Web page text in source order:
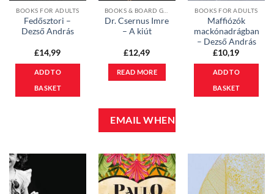
BOOKS FOR ADULTS
Fedősztori –
Dezső András
£14,99
ADD TO
BASKET
Dr. Csernus Imre
– A kiút
£12,49
READ MORE
BOOKS FOR ADULTS
Maffiózók
mackónadrágban
– Dezső András
£10,19
ADD TO
BASKET